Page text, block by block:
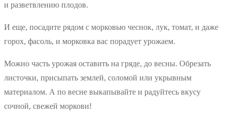
и разветвлению плодов.
И еще, посадите рядом с морковью чеснок, лук, томат, и даже
горох, фасоль, и морковка вас порадует урожаем.
Можно часть урожая оставить на гряде, до весны. Обрезать
листочки, присыпать землей, соломой или укрывным
материалом. А по весне выкапывайте и радуйтесь вкусу
сочной, свежей моркови!